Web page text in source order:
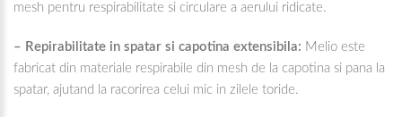
mesh pentru respirabilitate si circulare a aerului ridicate.
– Repirabilitate in spatar si capotina extensibila: Melio este
fabricat din materiale respirabile din mesh de la capotina si pana la
spatar, ajutand la racorirea celui mic in zilele toride.